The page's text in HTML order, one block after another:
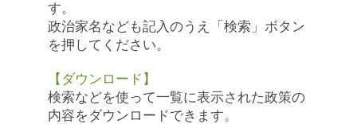
す。
政治家名なども記入のうえ「検索」ボタン
を押してください。
【ダウンロード】
検索などを使って一覧に表示された政策の
内容をダウンロードできます。